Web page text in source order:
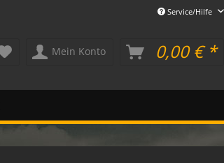
Service/Hilfe
Mein Konto 0,00 € *